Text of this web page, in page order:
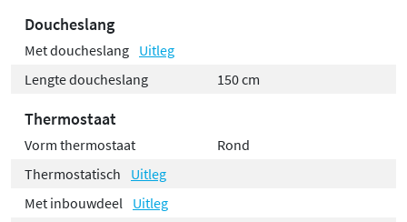
Doucheslang
Met doucheslang Uitleg
Lengte doucheslang
150 cm
Thermostaat
Vorm thermostaat
Rond
Thermostatisch
Uitleg
Met inbouwdeel Uitleg